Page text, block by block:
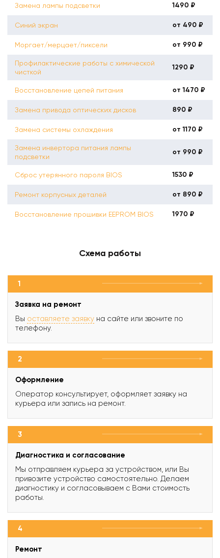
Замена лампы подсветки 1490 ₽
Синий экран от 490 ₽
Моргает/мерцает/пиксели от 990 ₽
Профилактические работы с химической
чисткой
1290 ₽
Восстановление цепей питания от 1470 ₽
Замена привода оптических дисков 890 ₽
Замена системы охлаждения от 1170 ₽
Замена инвертора питания лампы
подсветки
от 990 ₽
Сброс утерянного пароля BIOS 1530 ₽
Ремонт корпусных деталей от 890 ₽
Восстановление прошивки EEPROM BIOS 1970 ₽
Схема работы
1
Заявка на ремонт
Вы оставляете заявку на сайте или звоните по
телефону.
2
Оформление
Оператор консультирует, оформляет заявку на
курьера или запись на ремонт.
3
Диагностика и согласование
Мы отправляем курьера за устройством, или Вы
привозите устройство самостоятельно. Делаем
диагностику и согласовываем с Вами стоимость
работы.
4
Ремонт